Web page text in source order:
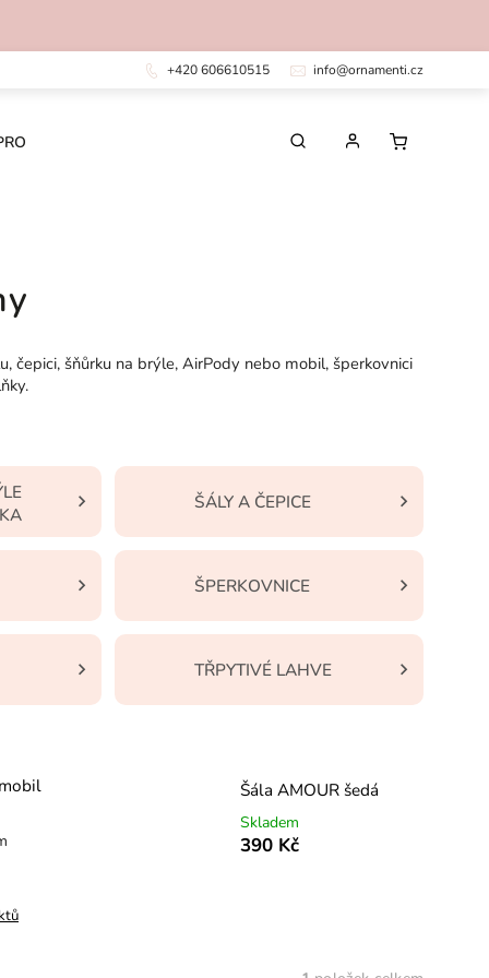
+420 606610515 info@ornamenti.cz
DĚTI CHIRURGICKÁ OCEL
čepici, šňůrku na brýle, AirPody nebo mobil, šperkovnici
ŠÁLY A ČEPICE
ŠPERKOVNICE
TŘPYTIVÉ LAHVE
Šála AMOUR šedá
Skladem
390 Kč